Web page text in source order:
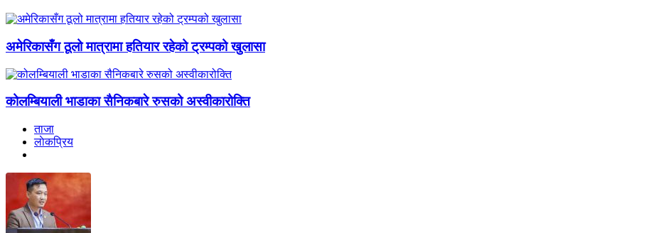
अमेरिकासँग ठूलो मात्रामा हतियार रहेको ट्रम्पको खुलासा
कोलम्बियाली भाडाका सैनिकबारे रुसको अस्वीकारोक्ति
ताजा
लाेकप्रिय